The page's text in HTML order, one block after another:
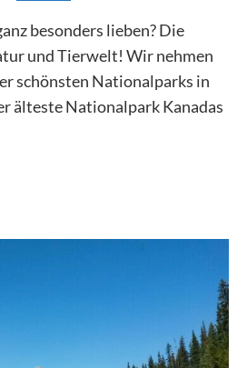
besonders lieben? Die
und Tierwelt! Wir nehmen
schönsten Nationalparks in
älteste Nationalpark Kanadas